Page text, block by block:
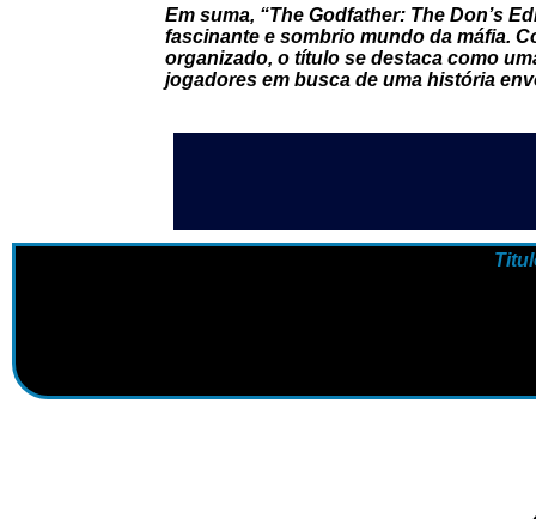
Em suma, “The Godfather: The Don’s
fascinante e sombrio mundo da máfia.
organizado, o título se destaca como
jogadores em busca de uma história